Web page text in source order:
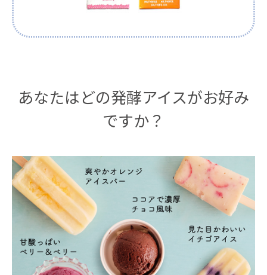
あなたはどの発酵アイスがお好み
ですか？